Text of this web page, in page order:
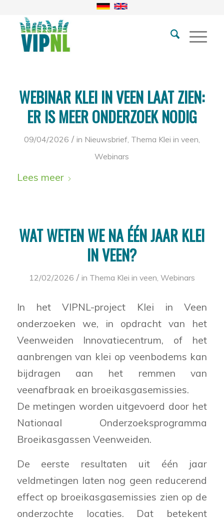
WEBINAR KLEI IN VEEN LAAT ZIEN:
ER IS MEER ONDERZOEK NODIG
09/04/2026 / in Nieuwsbrief, Thema Klei in veen,
Webinars
Lees meer
WAT WETEN WE NA ÉÉN JAAR KLEI
IN VEEN?
12/02/2026 / in Thema Klei in veen, Webinars
In het VIPNL-project Klei in Veen
onderzoeken we, in opdracht van het
Veenweiden Innovatiecentrum, of het
aanbrengen van klei op veenbodems kan
bijdragen aan het remmen van
veenafbraak en broeikasgasemissies.
De metingen worden uitgevoerd door het
Nationaal Onderzoeksprogramma
Broeikasgassen Veenweiden.
De eerste resultaten uit één jaar
veldmetingen laten nog geen reducerend
effect op broeikasgasemissies zien op de
onderzochte locaties. Dat betekent